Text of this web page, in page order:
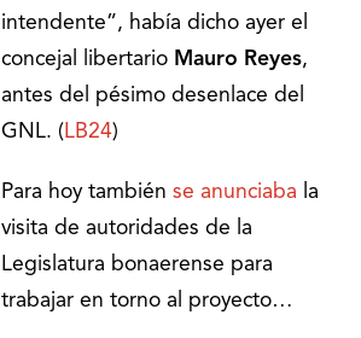
intendente”, había dicho ayer el
concejal libertario Mauro Reyes,
antes del pésimo desenlace del
GNL. ( LB24)
Para hoy también se anunciaba la
visita de autoridades de la
Legislatura bonaerense para
trabajar en torno al proyecto…